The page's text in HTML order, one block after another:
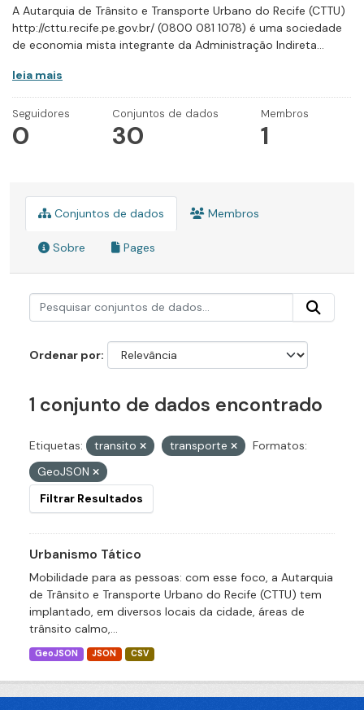
A Autarquia de Trânsito e Transporte Urbano do Recife (CTTU)
http://cttu.recife.pe.gov.br/ (0800 081 1078) é uma sociedade
de economia mista integrante da Administração Indireta...
leia mais
Seguidores
0
Conjuntos de dados
30
Membros
1
Conjuntos de dados Membros
Sobre Pages
Ordenar por
1 conjunto de dados encontrado
Etiquetas: transito transporte
Formatos:
GeoJSON
Filtrar Resultados
Urbanismo Tático
Mobilidade para as pessoas: com esse foco, a Autarquia
de Trânsito e Transporte Urbano do Recife (CTTU) tem
implantado, em diversos locais da cidade, áreas de
trânsito calmo,...
GeoJSON JSON CSV